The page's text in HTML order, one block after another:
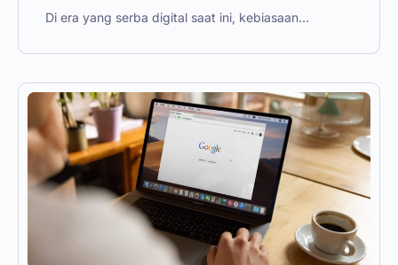
Di era yang serba digital saat ini, kebiasaan...